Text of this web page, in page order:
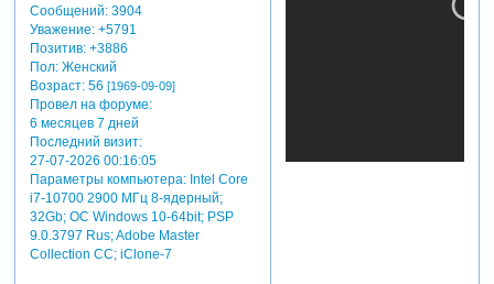
Сообщений:3904
Уважение: +5791
Позитив: +3886
Пол:Женский
Возраст:56 [1969-09-09]
Провел на форуме:
6 месяцев 7 дней
Последний визит:
27-07-2026 00:16:05
Параметры компьютера:Intel Core
i7-10700 2900 МГц 8-ядерный;
32Gb; ОС Windows 10-64bit; PSP
9.0.3797 Rus; Adobe Master
Collection СС; iClone-7